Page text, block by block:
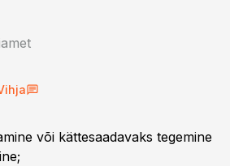
või kättesaadavaks tegemine